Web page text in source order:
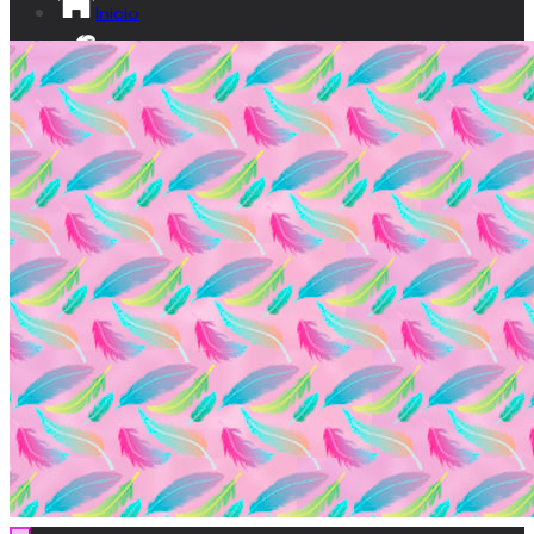
Inicio
¡Sé lumita!
Ikusgune
Vídeos
Documental
Transparencia
Contacto
EU
ES